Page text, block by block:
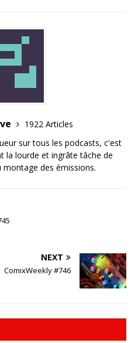
1922 Articles
sur tous les podcasts, c'est
la lourde et ingrâte tâche de
des émissions.
NEXT
ComixWeekly #746